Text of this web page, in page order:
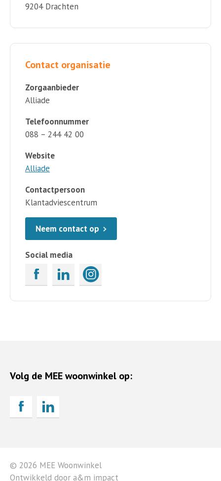
9204 Drachten
Contact organisatie
Zorgaanbieder
Alliade
Telefoonnummer
088 – 244 42 00
Website
Alliade
Contactpersoon
Klantadviescentrum
Neem contact op
Social media
Volg de MEE woonwinkel op:
© 2026 MEE Woonwinkel
Ontwikkeld door a&m impact